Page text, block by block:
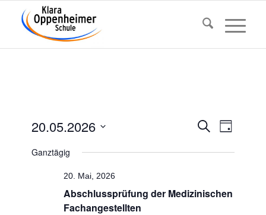
SucheTag
20.05.2026
wählen.
Ganztägig
20. Mai, 2026
Abschluss­prü­fung der Medi­zi­ni­schen
Fachangestellten